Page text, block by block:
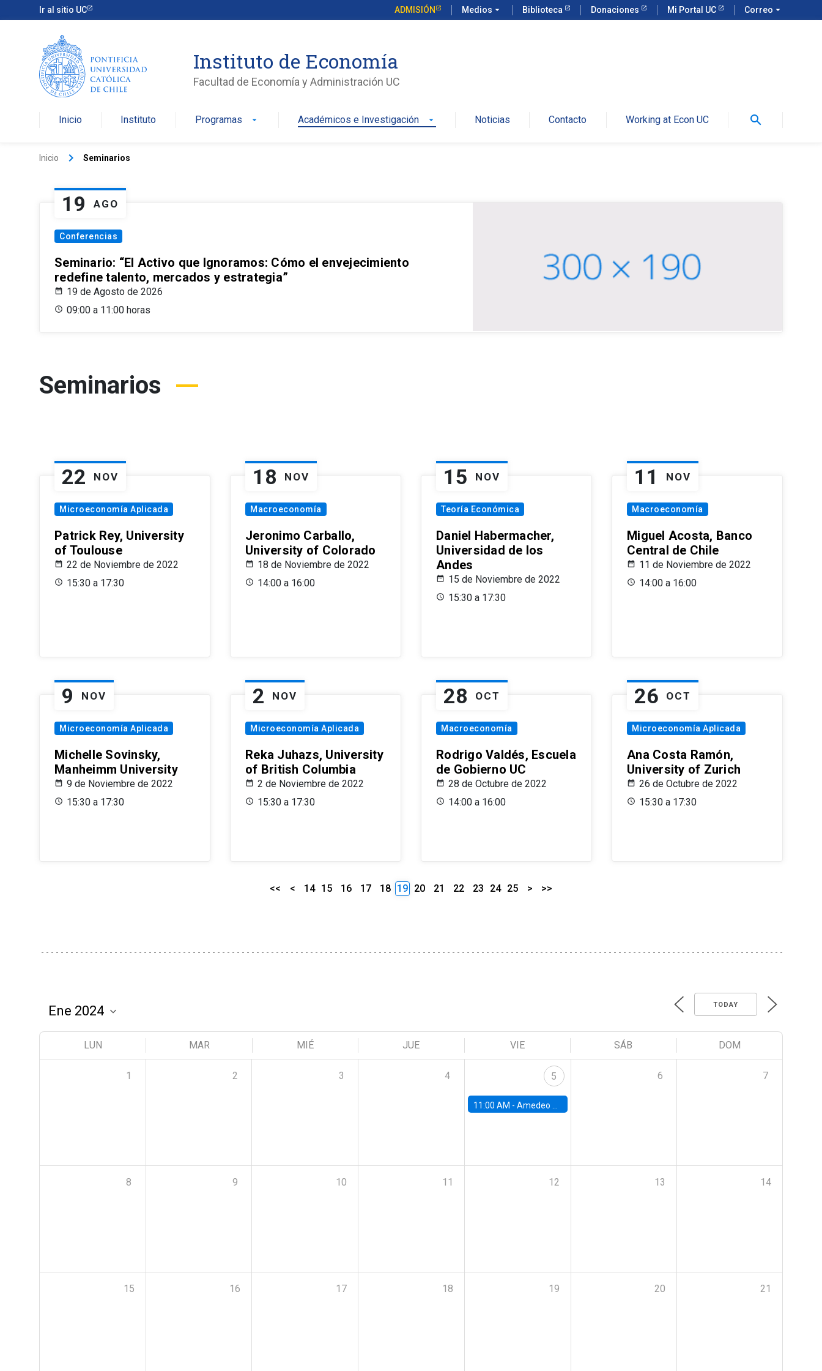
Ir al sitio UC ADMISIÓN Medios arrow_drop_down Biblioteca Donaciones Mi Portal UC Correo arrow_drop_down
Instituto de Economía
Facultad de Economía y Administración UC
Inicio Instituto Programas arrow_drop_down Académicos e Investigación arrow_drop_down Noticias Contacto Working at Econ UC search
Inicio keyboard_arrow_right Seminarios
19 AGO
Conferencias
Seminario: “El Activo que Ignoramos: Cómo el envejecimiento
redefine talento, mercados y estrategia”
19 de Agosto de 2026
09:00 a 11:00 horas
Seminarios
22 NOV
Microeconomía Aplicada
Patrick Rey, University
of Toulouse
22 de Noviembre de 2022
15:30 a 17:30
18 NOV
Macroeconomía
Jeronimo Carballo,
University of Colorado
18 de Noviembre de 2022
14:00 a 16:00
15 NOV
Teoría Económica
Daniel Habermacher,
Universidad de los
Andes
15 de Noviembre de 2022
15:30 a 17:30
11 NOV
Macroeconomía
Miguel Acosta, Banco
Central de Chile
11 de Noviembre de 2022
14:00 a 16:00
9 NOV
Microeconomía Aplicada
Michelle Sovinsky,
Manheimm University
9 de Noviembre de 2022
15:30 a 17:30
2 NOV
Microeconomía Aplicada
Reka Juhazs, University
of British Columbia
2 de Noviembre de 2022
15:30 a 17:30
28 OCT
Macroeconomía
Rodrigo Valdés, Escuela
de Gobierno UC
28 de Octubre de 2022
14:00 a 16:00
26 OCT
Microeconomía Aplicada
Ana Costa Ramón,
University of Zurich
26 de Octubre de 2022
15:30 a 17:30
<< < 14 15 16 17 18 19 20 21 22 23 24 25 > >>
TODAY
LUN MAR MIÉ JUE VIE SÁB DOM
1 2 3 4 5
11:00 AM - Amedeo Piolatto, Universidad Autónoma de Barcelona (UAB)
6 7
8 9 10 11 12 13 14
15 16 17 18 19 20 21